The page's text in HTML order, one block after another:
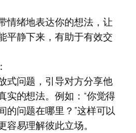
情绪地表达你的想法，让
平静下来，有助于有效交
：
式问题，引导对方分享他
实的想法。例如：“你觉得
的问题在哪里？”这样可以
容易理解彼此立场。